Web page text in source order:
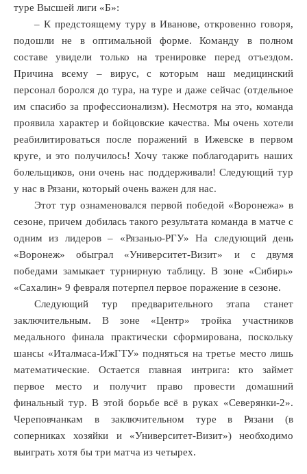
туре Высшей лиги «Б»:
– К предстоящему туру в Иванове, откровенно говоря,
подошли не в оптимальной форме. Команду в полном
составе увидели только на тренировке перед отъездом.
Причина всему – вирус, с которым наш медицинский
персонал боролся до тура, на туре и даже сейчас (отдельное
им спасибо за профессионализм). Несмотря на это, команда
проявила характер и бойцовские качества. Мы очень хотели
реабилитироваться после поражений в Ижевске в первом
круге, и это получилось! Хочу также поблагодарить наших
болельщиков, они очень нас поддерживали! Следующий тур
у нас в Рязани, который очень важен для нас.
Этот тур ознаменовался первой победой «Воронежа» в
сезоне, причем добилась такого результата команда в матче с
одним из лидеров – «Рязанью-РГУ» На следующий день
«Воронеж» обыграл «Университет-Визит» и с двумя
победами замыкает турнирную таблицу. В зоне «Сибирь»
«Сахалин» 9 февраля потерпел первое поражение в сезоне.
Следующий тур предварительного этапа станет
заключительным. В зоне «Центр» тройка участников
медального финала практически сформирована, поскольку
шансы «Италмаса-ИжГТУ» подняться на третье место лишь
математические. Остается главная интрига: кто займет
первое место и получит право провести домашний
финальный тур. В этой борьбе всё в руках «Северянки-2».
Череповчанкам в заключительном туре в Рязани (в
соперниках хозяйки и «Университет-Визит») необходимо
выиграть хотя бы три матча из четырех.